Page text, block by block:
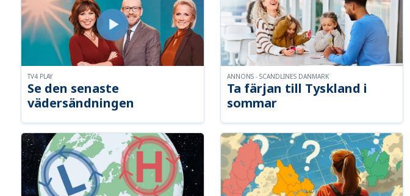
Se den senaste
vädersändningen
TV4 PLAY
Ta färjan till Tyskland i
sommar
ANNONS - SCANDLINES DANMARK